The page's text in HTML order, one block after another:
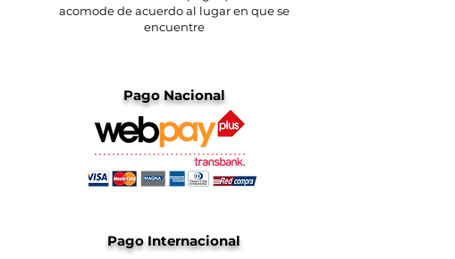
acomode de acuerdo al lugar en que se
encuentre
Pago Nacional
Pago Internacional